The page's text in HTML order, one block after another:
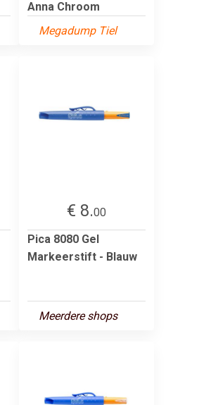
Anna Chroom
Megadump Tiel
€ 8.00
Pica 8080 Gel
Markeerstift - Blauw
Meerdere shops